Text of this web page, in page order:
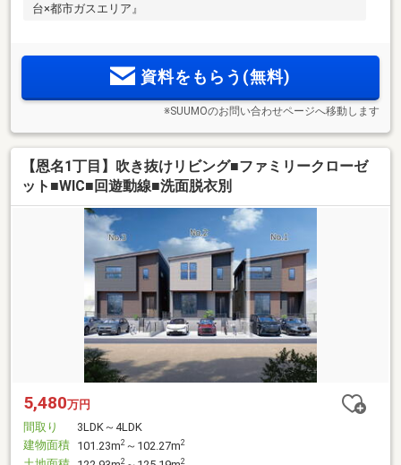
台×都市ガスエリア』
資料をもらう(無料)
※SUUMOのお問い合わせページへ移動します
【恩名1丁目】吹き抜けリビング■ファミリークローゼ
ット■WIC■回遊動線■洗面脱衣別
5,480万円
間取り
3LDK～4LDK
建物面積 101.23m2 ～102.27m2
2 2